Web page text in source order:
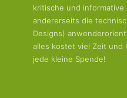
kritische und informative
andererseits die
Designs)
alles kostet viel Zeit und
jede kleine Spende!